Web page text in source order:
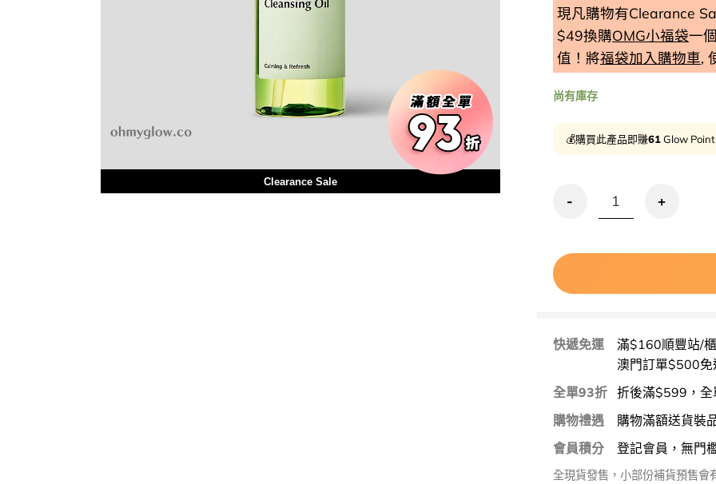
Clearance Sale
現凡購物有Clearance
$49換購OMG小福袋一
值！將福袋加入購物車,
尚有庫存
💰購買此產品即賺61Glow
清倉激減🔥敏感肌～
快遞免運
滿$160順豐站/
澳門訂單$500免
全單93折 折後滿$599，全
購物禮遇
購物滿額送貨裝
會員積分
登記會員，無門
全現貨發售，小部份補貨預售會